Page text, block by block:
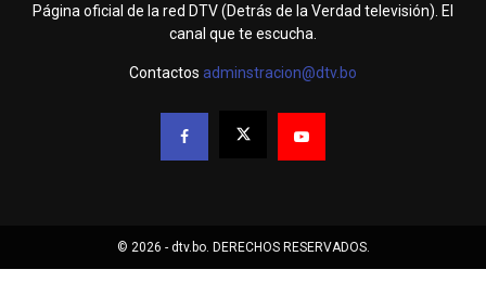
Página oficial de la red DTV (Detrás de la Verdad televisión). El
canal que te escucha.
Contactos adminstracion@dtv.bo
© 2026 - dtv.bo. DERECHOS RESERVADOS.